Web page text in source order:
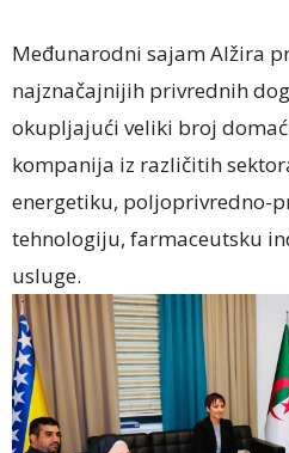
Međunarodni sajam Alžira
najznačajnijih privrednih
okupljajući veliki broj
kompanija iz različitih
energetiku, poljoprivredno-
tehnologiju, farmaceutsku
usluge.